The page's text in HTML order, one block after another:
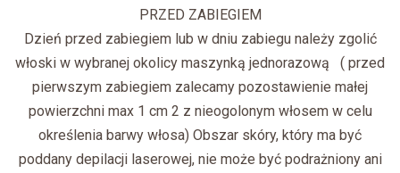
PRZED ZABIEGIEM
Dzień przed zabiegiem lub w dniu zabiegu należy zgolić
włoski w wybranej okolicy maszynką jednorazową ( przed
pierwszym zabiegiem zalecamy pozostawienie małej
powierzchni max 1 cm 2 z nieogolonym włosem w celu
określenia barwy włosa) Obszar skóry, który ma być
poddany depilacji laserowej, nie może być podrażniony ani